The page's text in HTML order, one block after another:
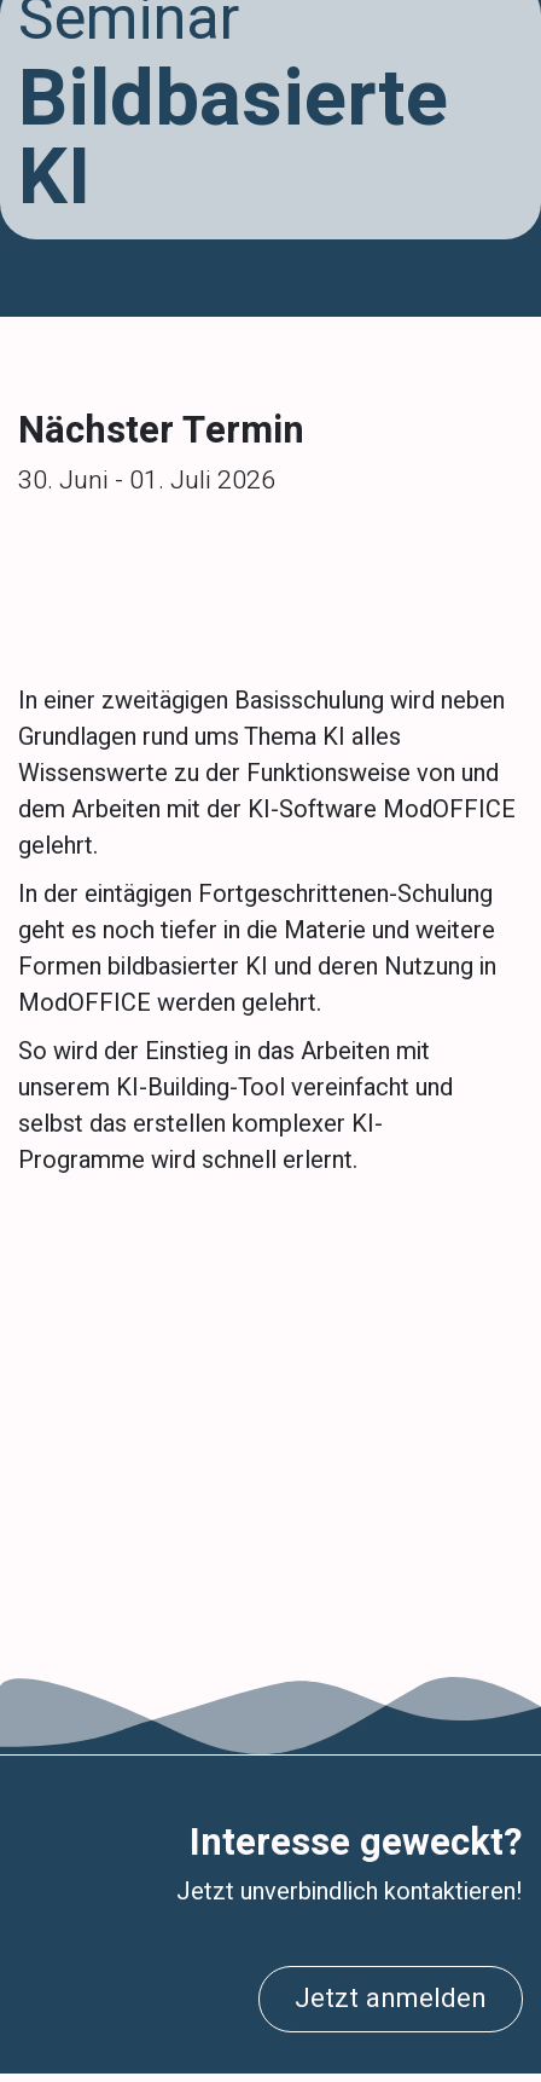
Seminar
Bildbasierte
KI
Nächster Termin
30. Juni - 01. Juli 2026
In einer zweitägigen Basisschulung wird neben
Grundlagen rund ums Thema KI alles
Wissenswerte zu der Funktionsweise von und
dem Arbeiten mit der KI-Software ModOFFICE
gelehrt.
In der eintägigen Fortgeschrittenen-Schulung
geht es noch tiefer in die Materie und weitere
Formen bildbasierter KI und deren Nutzung in
ModOFFICE werden gelehrt.
So wird der Einstieg in das Arbeiten mit
unserem KI-Building-Tool vereinfacht und
selbst das erstellen komplexer KI-
Programme wird schnell erlernt.
Interesse geweckt?
Jetzt unverbindlich kontaktieren!
Jetzt anmelden